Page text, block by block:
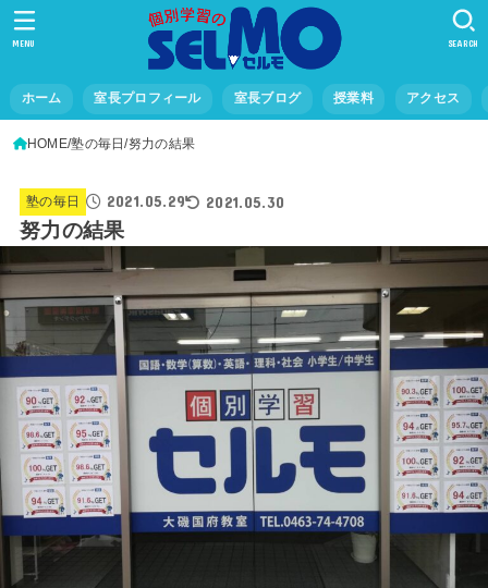
ホーム 室長プロフィール 室長ブログ 授業料 アクセス
SEARCH
MENU
HOME 塾の毎日 努力の結果
塾の毎日 2021.05.29 2021.05.30
努力の結果